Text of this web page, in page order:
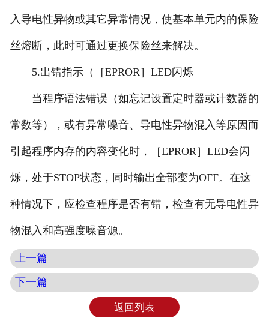
入导电性异物或其它异常情况，使基本单元内的保险
丝熔断，此时可通过更换保险丝来解决。
5.出错指示（［EPROR］LED闪烁
当程序语法错误（如忘记设置定时器或计数器的
常数等），或有异常噪音、导电性异物混入等原因而
引起程序内存的内容变化时，［EPROR］LED会闪
烁，处于STOP状态，同时输出全部变为OFF。在这
种情况下，应检查程序是否有错，检查有无导电性异
物混入和高强度噪音源。
上一篇
下一篇
返回列表